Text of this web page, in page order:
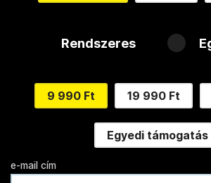
Rendszeres
9 990 Ft 19 990 Ft
Egyedi támogatás
e-mail cím